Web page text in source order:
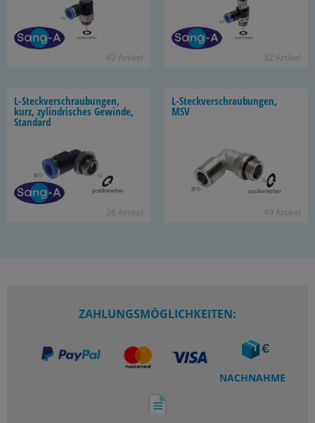
42 Ar­ti­kel 32 Ar­ti­kel
L-​Steckverschraubungen,
kurz, zy­lin­dri­sches Ge­win­de,
Stan­dard
26 Ar­ti­kel
L-​Steckverschraubungen,
MSV
49 Ar­ti­kel
ZAHLUNGSMÖGLICHKEITEN:
NACHNAHME